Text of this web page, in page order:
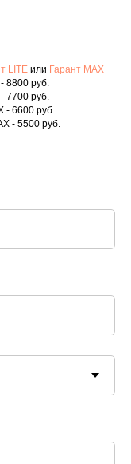
LITE или Гарант MAX
8800 руб.
7700 руб.
- 6600 руб.
- 5500 руб.